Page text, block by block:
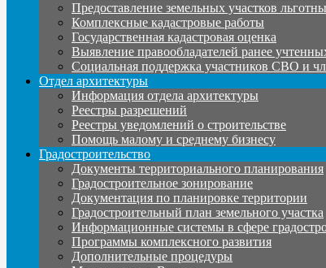
Предоставление земельных участков
Комплексные кадастровые работы
Государственная кадастровая оценка
Выявление правообладателей ранее
Социальная поддержка участников СВО и
Отдел архитектуры
Информация отдела архитектуры
Реестры разрешений
Реестры уведомлений о строительстве
Помощь малому и среднему бизнесу
Градостроительство
Документы территориального планирования
Градостроительное зонирование
Документация по планировке территории
Градостроительный план земельного участка
Информационные системы в сфере
Программы комплексного развития
Дополнительные процедуры